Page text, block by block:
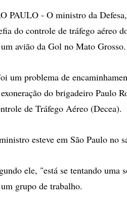
PAULO - O ministro da
do controle de tráfego aéreo
avião da Gol no Mato Grosso.
um problema de
do brigadeiro Paulo
de Tráfego Aéreo (Decea).
esteve em São Paulo no
ele, "está se tentando
grupo de trabalho.